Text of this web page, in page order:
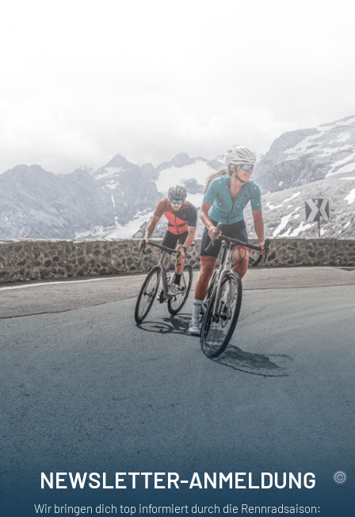
NEWSLETTER-ANMELDUNG
Wir bringen dich top informiert durch die Rennradsaison: